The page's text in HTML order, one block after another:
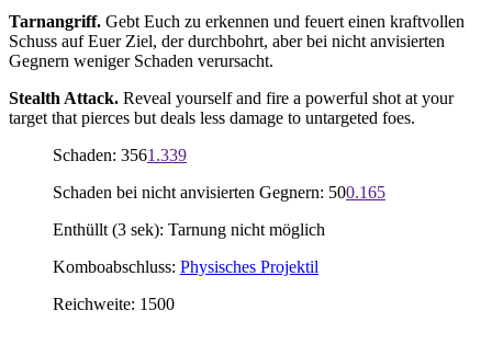
Tarnangriff. Gebt Euch zu erkennen und feuert einen kraftvollen
Schuss auf Euer Ziel, der durchbohrt, aber bei nicht anvisierten
Gegnern weniger Schaden verursacht.
Stealth Attack. Reveal yourself and fire a powerful shot at your
target that pierces but deals less damage to untargeted foes.
Schaden: 3561.339
Schaden bei nicht anvisierten Gegnern: 500.165
Enthüllt (3 sek): Tarnung nicht möglich
Komboabschluss: Physisches Projektil
Reichweite: 1500